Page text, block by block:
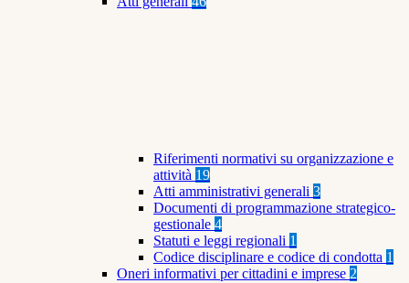
Riferimenti normativi su organizzazione e
attività 19
Atti amministrativi generali 3
Documenti di programmazione strategico-
gestionale 4
Statuti e leggi regionali 1
Codice disciplinare e codice di condotta 1
Oneri informativi per cittadini e imprese 2